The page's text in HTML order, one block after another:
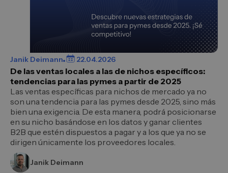
Janik Deimann 22.04.2026
De las ventas locales a las de nichos específicos:
tendencias para las pymes a partir de 2025
Las ventas específicas para nichos de mercado ya no
son una tendencia para las pymes desde 2025, sino más
bien una exigencia. De esta manera, podrá posicionarse
en su nicho basándose en los datos y ganar clientes
B2B que estén dispuestos a pagar y a los que ya no se
dirigen únicamente los proveedores locales.
Janik Deimann